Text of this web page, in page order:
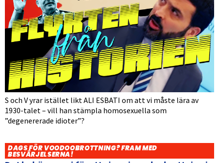
S och V yrar istället likt ALI ESBATI om att vi måste lära av
1930-talet – vill han stämpla homosexuella som
”degenererade idioter”?
DAGS FÖR VOODOOBROTTNING? FRAM MED
BESVÄRJELSERNA!